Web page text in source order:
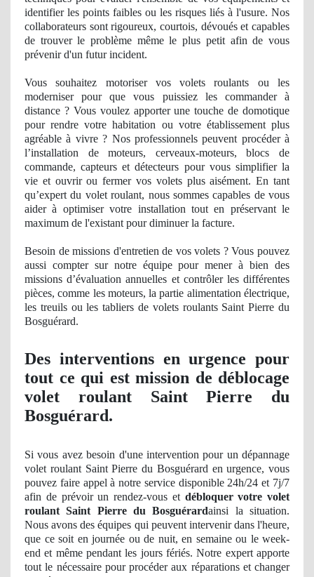
identifier les points faibles ou les risques liés à l'usure. Nos
collaborateurs sont rigoureux, courtois, dévoués et capables
de trouver le problème même le plus petit afin de vous
prévenir d'un futurincident.
Vous souhaitez motoriser vos volets roulants ou les
moderniser pour que vous puissiez les commander à
distance ? Vous voulez apporter une touche de domotique
pour rendre votre habitation ou votre établissement plus
agréableà vivre ? Nos professionnels peuvent procéder à
l’installation de moteurs, cerveaux-moteurs, blocs de
commande, capteurs et détecteurs pour vous simplifier la
vie et ouvrir ou fermer vos volets plus aisément. En tant
qu’expert du volet roulant, nous sommes capables de vous
aider à optimiser votre installation tout en préservant le
maximum de l'existant pour diminuer la facture.
Besoin de missions d'entretien de vos volets ? Vous pouvez
aussi compter sur notre équipe pour mener à bien des
missions d’évaluation annuelles et contrôler les différentes
pièces, comme les moteurs, la partie alimentation électrique,
les treuils ou les tabliers de volets roulants Saint Pierre du
Bosguérard.
Des interventions en urgence pour
tout ce qui est mission de déblocage
volet roulant Saint Pierre du
Bosguérard.
Si vous avez besoin d'une intervention pour un dépannage
volet roulant Saint Pierre du Bosguérard en urgence, vous
pouvez faire appel à notre service disponible 24h/24 et 7j/7
afin de prévoir un rendez-vous et débloquer votre volet
roulant Saint Pierre du Bosguérardainsi la situation.
Nous avons des équipes qui peuvent intervenir dans l'heure,
que ce soit en journée ou de nuit, en semaine ou le week-
end et même pendant les jours fériés. Notre expert apporte
tout le nécessaire pour procéder aux réparations et changer